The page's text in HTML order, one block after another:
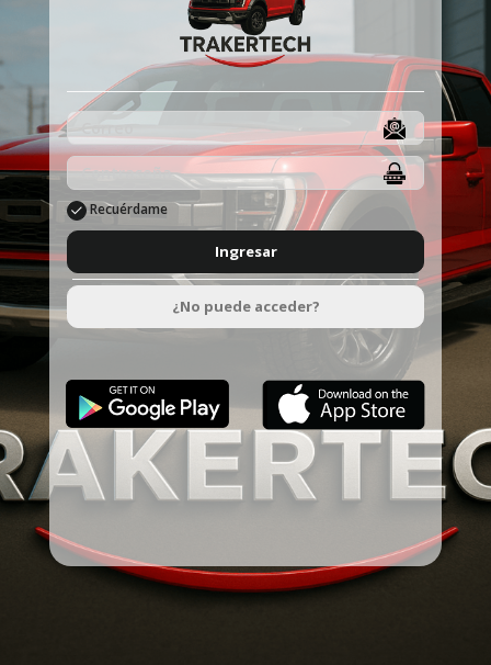
Recuérdame
Ingresar
¿No puede acceder?